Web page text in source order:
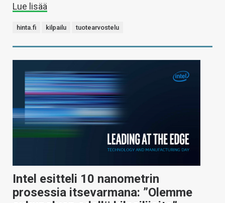
Lue lisää
hinta.fi kilpailu tuotearvostelu
Intel esitteli 10 nanometrin
prosessia itsevarmana: ”Olemme